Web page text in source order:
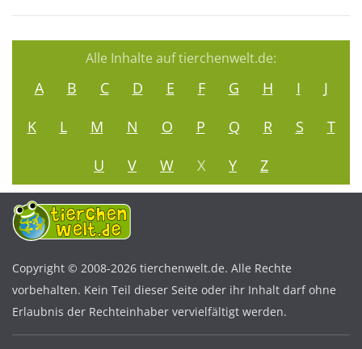
Alle Inhalte auf tierchenwelt.de:
A B C D E F G H I
J
K
L M N O P Q R S
T
U
V W X Y Z
Copyright © 2008-2026 tierchenwelt.de. Alle Rechte
vorbehalten. Kein Teil dieser Seite oder ihr Inhalt darf ohne
Erlaubnis der Rechteinhaber vervielfältigt werden.